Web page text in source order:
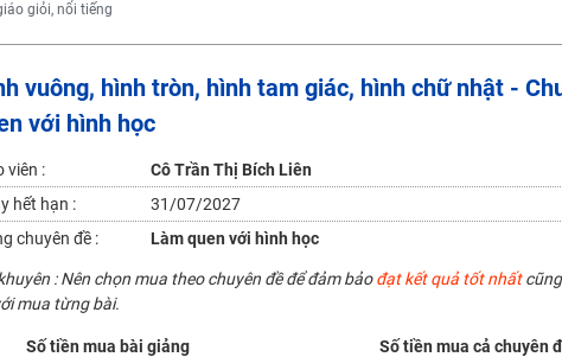
giỏi, nổi tiếng
giỏi, nổi tiếng
luyện thi TN THPT - ĐH ít nhất 25 điểm
toàn bộ khoá học tại Tuyensinh247 (Từ 16-18/07/2025)
11-13/09/2024
(13/11-15/11)
Lý - Hóa - Văn - Anh năm 2018
Hóa, Anh, Lý với giáo viên giỏi và nổi tiếng
vuông, hình tròn, hình tam giác, hình chữ nhật -
với hình học
viên :
Cô Trần Thị Bích Liên
hết hạn :
31/07/2027
chuyên đề :
Làm quen với hình học
: Nên chọn mua theo chuyên đề để đảm bảođạt kết quả tốt nhất
mua từng bài.
Số tiền mua bài giảng Số tiền mua cả chuyên